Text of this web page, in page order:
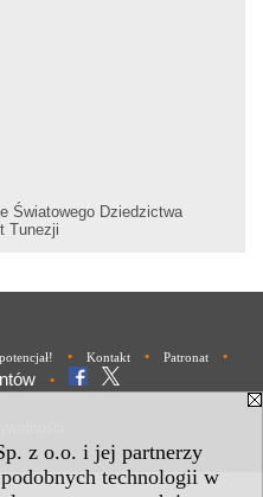
z o.o. i jej partnerzy
technologii w
Światowego Dziedzictwa
Tunezji
• Kontakt • Patronat •
•